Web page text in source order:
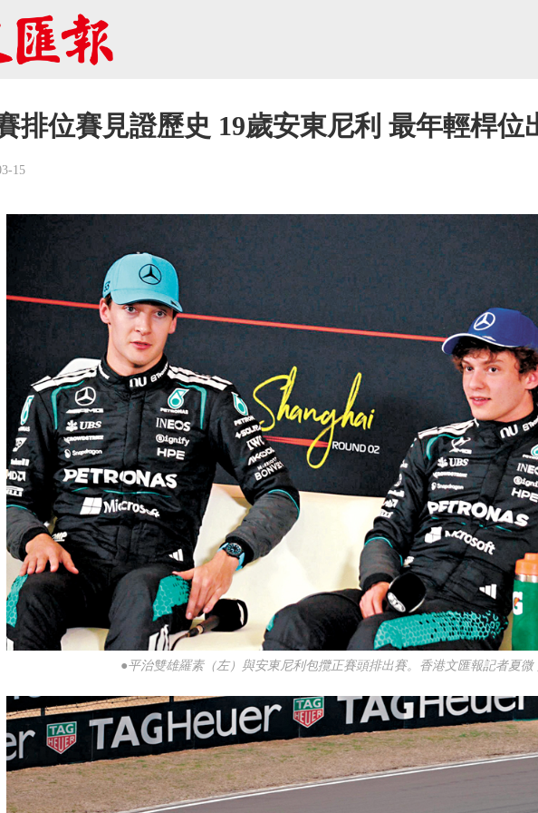
排位賽見證歷史 19歲安東尼利 最年輕桿位
15
●平治雙雄羅素（左）與安東尼利包攬正賽頭排出賽。香港文匯報記者夏微